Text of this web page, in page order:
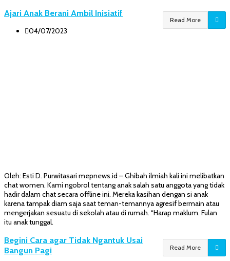
Read More
Ajari Anak Berani Ambil Inisiatif
04/07/2023
Oleh: Esti D. Purwitasari mepnews.id – Ghibah ilmiah kali ini melibatkan
chat women. Kami ngobrol tentang anak salah satu anggota yang tidak
hadir dalam chat secara offline ini. Mereka kasihan dengan si anak
karena tampak diam saja saat teman-temannya agresif bermain atau
mengerjakan sesuatu di sekolah atau di rumah. “Harap maklum. Fulan
itu anak tunggal.
Read More
Begini Cara agar Tidak Ngantuk Usai
Bangun Pagi